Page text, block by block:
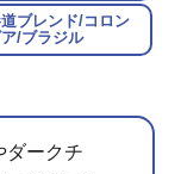
ブレンド/コロン
ア/ブラジル
甘味。満
に似た後
い後味と
クチョコ
ダークチ